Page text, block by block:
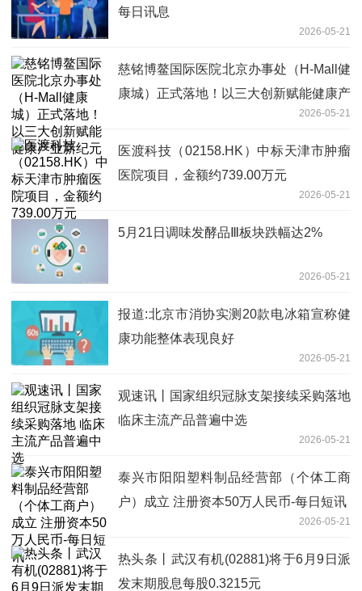
每日讯息
2026-05-21
慈铭博鳌国际医院北京办事处（H-Mall健
康城）正式落地！以三大创新赋能健康产
2026-05-21
医渡科技（02158.HK）中标天津市肿瘤
医院项目，金额约739.00万元
2026-05-21
5月21日调味发酵品Ⅲ板块跌幅达2%
2026-05-21
报道:北京市消协实测20款电冰箱宣称健
康功能整体表现良好
2026-05-21
观速讯丨国家组织冠脉支架接续采购落地
临床主流产品普遍中选
2026-05-21
泰兴市阳阳塑料制品经营部（个体工商
户）成立 注册资本50万人民币-每日短讯
2026-05-21
热头条丨武汉有机(02881)将于6月9日派
发末期股息每股0.3215元